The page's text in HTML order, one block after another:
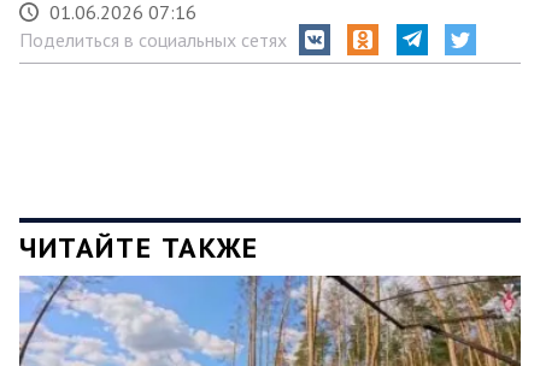
01.06.2026 07:16
Поделиться в социальных сетях
ЧИТАЙТЕ ТАКЖЕ